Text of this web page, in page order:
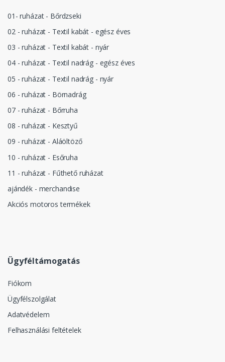
01- ruházat - Bőrdzseki
02 - ruházat - Textil kabát - egész éves
03 - ruházat - Textil kabát - nyár
04 - ruházat - Textil nadrág - egész éves
05 - ruházat - Textil nadrág - nyár
06 - ruházat - Börnadrág
07 - ruházat - Bőrruha
08 - ruházat - Kesztyű
09 - ruházat - Aláöltöző
10 - ruházat - Esőruha
11 - ruházat - Fűthető ruházat
ajándék - merchandise
Akciós motoros termékek
Ügyféltámogatás
Fiókom
Ügyfélszolgálat
Adatvédelem
Felhasználási feltételek